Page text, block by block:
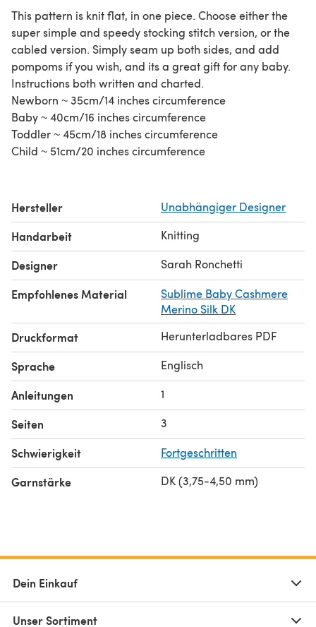
This pattern is knit flat, in one piece. Choose either the
super simple and speedy stocking stitch version, or the
cabled version. Simply seam up both sides, and add
pompoms if you wish, and its a great gift for any baby.
Instructions both written and charted.
Newborn ~ 35cm/14 inches circumference
Baby ~ 40cm/16 inches circumference
Toddler ~ 45cm/18 inches circumference
Child ~ 51cm/20 inches circumference
Hersteller Unabhängiger Designer
Handarbeit Knitting
Designer Sarah Ronchetti
Empfohlenes Material
Sublime Baby Cashmere
Merino Silk DK
Druckformat Herunterladbares PDF
Sprache Englisch
Anleitungen 1
Seiten 3
Schwierigkeit Fortgeschritten
Garnstärke DK (3,75-4,50 mm)
Dein Einkauf
Unser Sortiment